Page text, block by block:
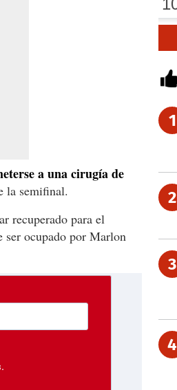
a una cirugía de
la semifinal.
recuperado para el
ser ocupado por Marlon
1
2
3
4